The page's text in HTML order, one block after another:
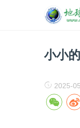
小小
2025-